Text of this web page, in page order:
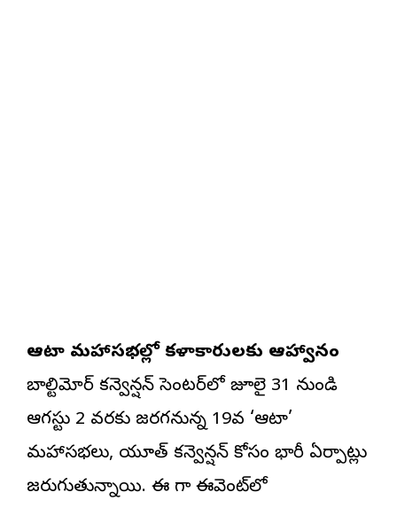
ఆటా మహాసభల్లో కళాకారులకు ఆహ్వానం
బాల్టిమోర్ కన్వెన్షన్ సెంటర్‌లో జూలై 31 నుండి
ఆగస్టు 2 వరకు జరగనున్న 19వ ‘ఆటా’
మహాసభలు, యూత్ కన్వెన్షన్ కోసం భారీ ఏర్పాట్లు
జరుగుతున్నాయి. ఈ మెగా ఈవెంట్‌లో